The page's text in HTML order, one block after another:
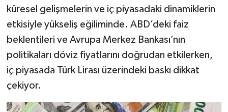
küresel gelişmelerin ve iç piyasadaki dinamiklerin
etkisiyle yükseliş eğiliminde. ABD’deki faiz
beklentileri ve Avrupa Merkez Bankası’nın
politikaları döviz fiyatlarını doğrudan etkilerken,
iç piyasada Türk Lirası üzerindeki baskı dikkat
çekiyor.